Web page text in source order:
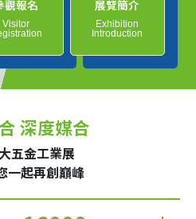
觀報名
Visitor
展覽簡介
Exhibition
Introduction
深度媒合
五金工業展
一起再創巔峰